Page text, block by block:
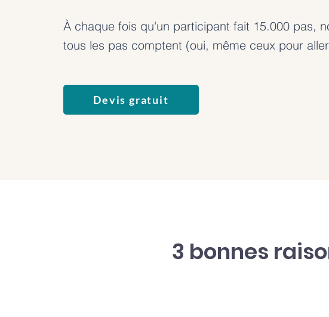
À chaque fois qu'un participant fait 15.000 pas,
tous les pas comptent (oui, même ceux pour
Devis gratuit
3 bonnes